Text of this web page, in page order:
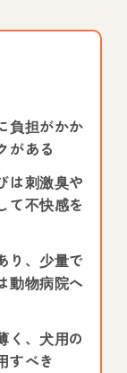
負担がかか
がある
は刺激臭や
て不快感を
り、少量で
動物病院へ
く、犬用の
すべき